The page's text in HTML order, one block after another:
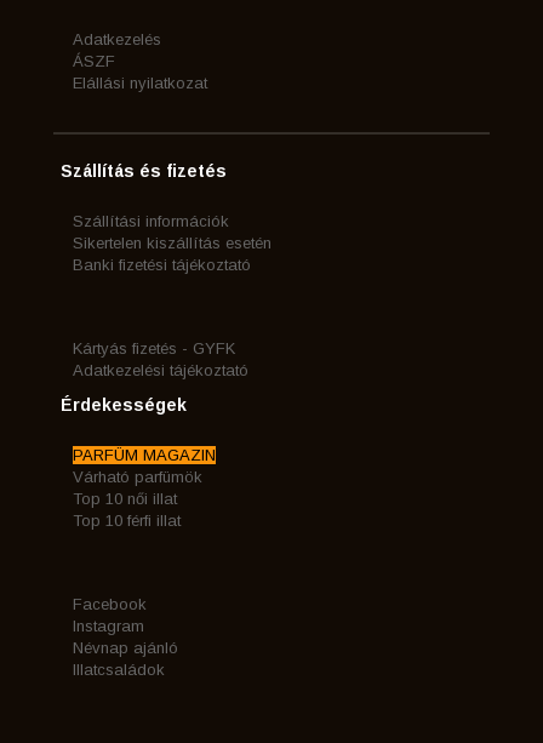
Adatkezelés
ÁSZF
Elállási nyilatkozat
Szállítás és fizetés
Szállítási információk
Sikertelen kiszállítás esetén
Banki fizetési tájékoztató
Kártyás fizetés - GYFK
Adatkezelési tájékoztató
Érdekességek
PARFÜM MAGAZIN
Várható parfümök
Top 10 női illat
Top 10 férfi illat
Facebook
Instagram
Névnap ajánló
Illatcsaládok